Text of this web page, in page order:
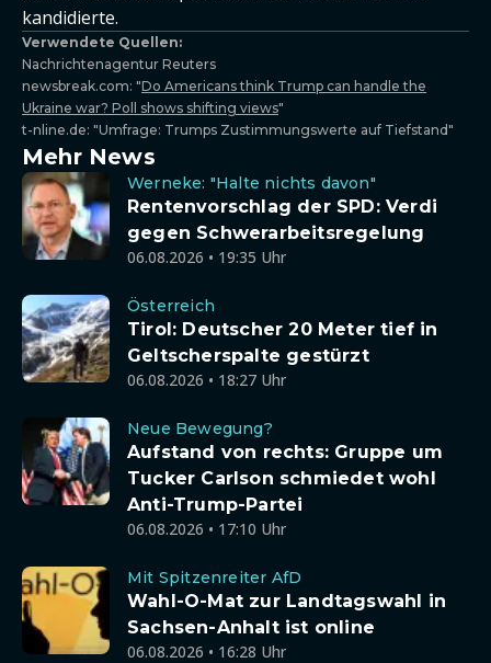
kandidierte.
Verwendete Quellen:
Nachrichtenagentur Reuters
newsbreak.com: "Do Americans think Trump can handle the
Ukraine war? Poll shows shifting views"
t-nline.de: "Umfrage: Trumps Zustimmungswerte auf Tiefstand"
Mehr News
Werneke: "Halte nichts davon"
Rentenvorschlag der SPD: Verdi
gegen Schwerarbeitsregelung
06.08.2026 • 19:35 Uhr
Österreich
Tirol: Deutscher 20 Meter tief in
Geltscherspalte gestürzt
06.08.2026 • 18:27 Uhr
Neue Bewegung?
Aufstand von rechts: Gruppe um
Tucker Carlson schmiedet wohl
Anti-Trump-Partei
06.08.2026 • 17:10 Uhr
Mit Spitzenreiter AfD
Wahl-O-Mat zur Landtagswahl in
Sachsen-Anhalt ist online
06.08.2026 • 16:28 Uhr